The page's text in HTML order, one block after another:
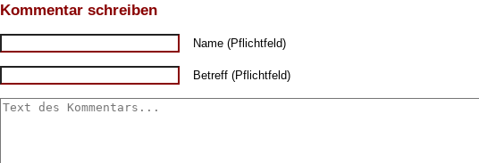
Kommentar schreiben
Name (Pflichtfeld)
Betreff (Pflichtfeld)